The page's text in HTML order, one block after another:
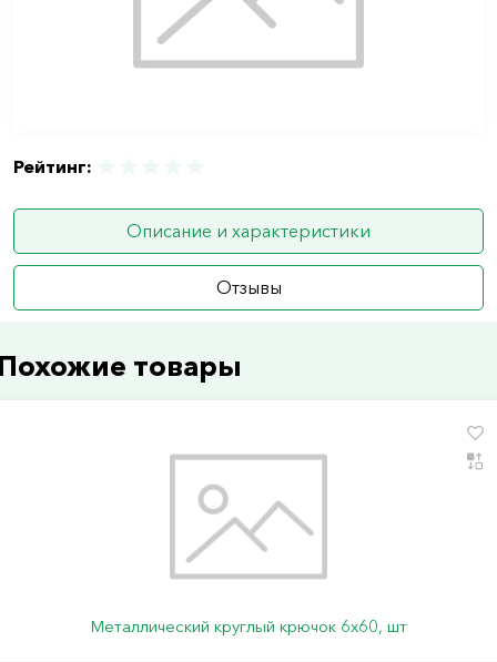
Рейтинг:
Описание и характеристики
Отзывы
товары
Металлический круглый крючок 6х60, шт